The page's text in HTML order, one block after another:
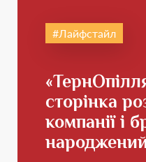
Лайфстайл
сторінка
компанії і